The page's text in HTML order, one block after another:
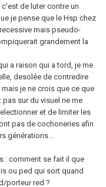
de luter contre un
je pense que le Hsp chez
mais pseudo-
grandement la
a raison qui a tord, je me
desolée de contredire
je ne crois que ce que
sur du visuel ne me
et de limiter les
pas de cochoneries afin
générations...
: comment se fait il que
ou ped qui sort quand
porteur red ?